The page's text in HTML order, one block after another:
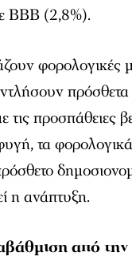
ΒΒΒ (2,8%).
προσπάθειες
τα
η ανάπτυξη.
από